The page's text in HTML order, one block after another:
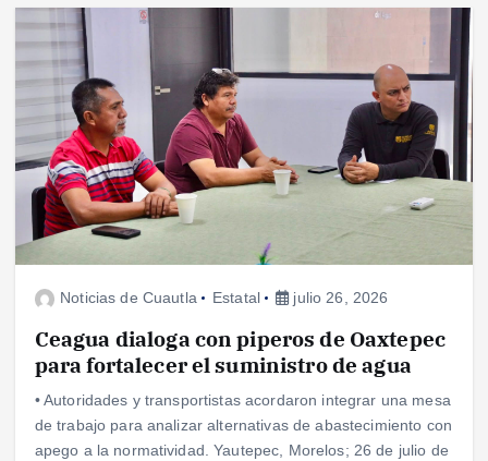
Noticias de Cuautla Estatal julio 26, 2026
Ceagua dialoga con piperos de Oaxtepec
para fortalecer el suministro de agua
• Autoridades y transportistas acordaron integrar una mesa
de trabajo para analizar alternativas de abastecimiento con
apego a la normatividad. Yautepec, Morelos; 26 de julio de